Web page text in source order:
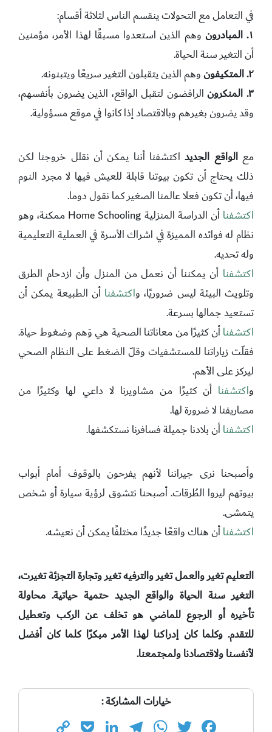
في التعامل مع التحولات ينقسم الناس لثلاثة أقسام:
١. المبادرون
وهم الذين استعدوا مسبقًا لهذا الأمر، مؤمنين
أن التغير سنة الحياة.
٢. المتكيفون
وهم الذين يتقبلون التغير سريعًا ويتبنونه.
٣. المنكرون
الرافضون لتقبل الواقع، الذين يضرون بأنفسهم،
وقد يضرون بغيرهم وبالاقتصاد إذا كانوا في موقع مسؤولية.
معالواقع الجديد اكتشفنا أننا يمكن أن نقلل خروجنا لكن
ذلك يحتاج أن تكون بيوتنا قابلة للعيش فيها لا مجرد النوم
فيها، أن تكون فعلا عالمنا الصغير كما نقول دوما.
اكتشفنا
أن الدراسة المنزلية Home Schooling ممكنة، وهو
نظام له فوائده المميزة في اشراك الأسرة في العملية التعليمية
وله تحديه.
اكتشفنا أن يمكننا أن نعمل من المنزل وأن ازدحام الطرق
وتلويث البيئة ليس ضروريًا، واكتشفنا أن الطبيعة يمكن أن
تستعيد جمالها بسرعة.
اكتشفناأن كثيرًا من معاناتنا الصحية هي وَهم وضغوط حياة.
فقلّت زياراتنا للمستشفيات وقلّ الضغط على النظام الصحي
ليركز على الأهم.
واكتشفنا أن كثيرًا من مشاويرنا لا داعي لها وكثيرًا من
مصاريفنا لا ضرورة لها.
اكتشفناأن بلادنا جميلة فسافرنا نستكشفها.
وأصبحنا نرى جيراننا لأنهم يفرحون بالوقوف أمام أبواب
بيوتهم ليروا الطُرقات. أصبحنا نتشوق لرؤية سيارة أو شخص
يتمشى.
اكتشفناأن هناك واقعًا جديدًا مختلفًا يمكن أن نعيشه.
التعليم تغير والعمل تغير والترفيه تغير وتجارة التجزئة تغيرت،
التغير سنة الحياة والواقع الجديد حتمية حياتية. محاولة
تأخيره أو الرجوع للماضي هو تخلف عن الركب وتعطيل
للتقدم. وكلما كان إدراكنا لهذا الأمر مبكرًا كلما كان أفضل
لأنفسنا ولاقتصادنا ولمجتمعنا.
خيارات المشاركة :